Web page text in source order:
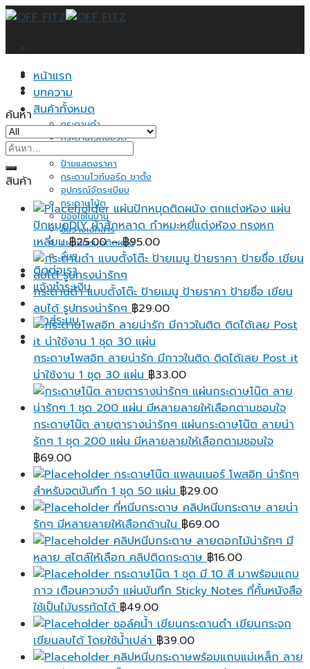
Skip
หน้าแรก
บทความ
สินค้าทั้งหมด
กระดานดำ
กระดานไวท์บอร์ด
ป้ายแสดงราคา
กระดานไวท์บอร์ด ขาตั้ง
อุปกรณ์จัดระเบียบ
กระดาษโน้ต
ของใช้ในบ้าน
ชั้นวางเอกสาร
แผ่นปักหมุดติดผนัง
อื่นๆ
ติดต่อเรา
แจ้งชำระเงิน
เข้าสู่ระบบ
ค้นหา
ค้นหา:
สินค้า
แผ่นปักหมุดติดผนัง ตกแต่งห้อง แผ่น
ปักหมุดDIY ผ้าสักหลาด กำหมะหยี่แต่งห้อง ทรงหก
เหลี่ยม ฿25.00 – ฿95.00Price
range:
through
฿95.00
กระดานดำ แบบตั้งโต๊ะ ป้ายเมนู ป้ายราคา ป้ายชื่อ เขียน
ลบได้ รูปทรงน่ารักๆ ฿29.00
กระดาษโพสอิท ลายน่ารัก มีกาวในติด ติดได้เลย Post it
น่าใช้งาน 1 ชุด 30 แผ่น ฿33.00
กระดาษโน๊ต ลายตารางน่ารักๆ แผ่นกระดาษโน๊ต ลายน่า
รักๆ 1 ชุด 200 แผ่น มีหลายลายให้เลือกตามชอบใจ
฿69.00
กระดาษโน๊ต แพลนเนอร์ โพสอิท น่ารักๆ
สำหรับจดบันทึก 1 ชุด 50 แผ่น ฿29.00
ที่หนีบกระดาษ คลิปหนีบกระดาษ ลายน่า
รักๆ มีหลายลายให้เลือกด้านใน ฿69.00
คลิปหนีบกระดาษ ลายดอกไม้น่ารักๆ มี
หลาย สไตล์ให้เลือก คลิปติดกระดาษ ฿16.00
กระดาษโน๊ต 1 ชุด มี 10 สี มาพร้อมแถบ
กาว เตือนความจํา แผ่นบันทึก Sticky Notes ที่คั้นหนังสือ
ใช้เป็นไม้บรรทัดได้ ฿49.00
ชอล์คน้ำ เขียนกระดานดำ เขียนกระจก
เขียนลบได้ โดยใช้น้ำเปล่า ฿39.00
คลิปหนีบกระดาษพร้อมแถบแม่เหล็ก ลาย